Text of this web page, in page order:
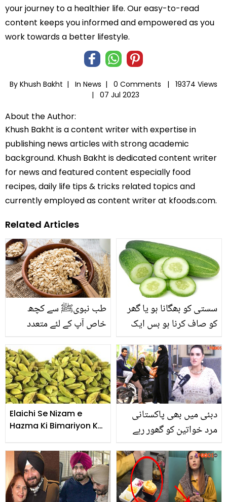
your journey to a healthier life. Our easy-to-read
content keeps you informed and empowered as you
work towards a better lifestyle.
By Khush Bakht | In News | 0 Comments |
19374 Views
|
07 Jul 2023
About the Author:
Khush Bakht is a content writer with expertise in
publishing news articles with strong academic
background. Khush Bakht is dedicated content writer
for news and featured content especially food
recipes, daily life tips & tricks related topics and
currently employed as content writer at kfoods.com.
Related Articles
طب نبویﷺ سے کچھ
خاص آپ کے لئے متعدد
والی غذا جو انسان کو قابل
رشک صحت اور غیرمعمولی
طاقت سے نوازتی ہے۔
سستی کو بھگانا ہو یا گھر
کو صاف کرنا ہو بس ایک
آسان کرسکتا ہے مگر ۔۔
جانیں اس کے وہ فائدے جو
آپ نے پہلے نہ سنے ہوں
Elaichi Se Nizam e
Hazma Ki Bimariyon Ka
دبئی میں بھی پاکستانی
مرد خواتین کو گھور رہے
مردوں کے متعلق آنکھوں
دیکھا حال بیان کردیا